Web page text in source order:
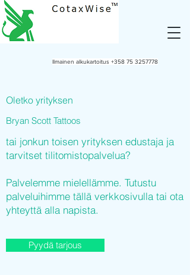
Ilmainen alkukartoitus +358 75 3257778
Oletko yrityksen
Bryan Scott Tattoos
tai jonkun toisen yrityksen edustaja ja
tarvitset tilitomistopalvelua?
Palvelemme mielellämme. Tutustu
palveluihimme tällä verkkosivulla tai ota
yhteyttä alla napista.
Pyydä tarjous